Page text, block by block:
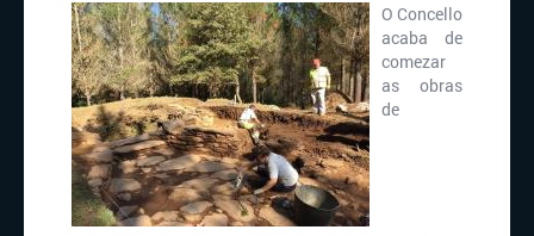
O Concello
acaba de
comezar
as obras
de